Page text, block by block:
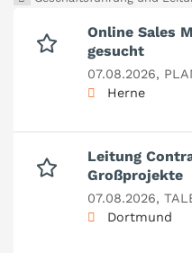
Online Sales
gesucht
07.08.2026,
Herne
Leitung
Großprojekte
07.08.2026,
Dortmund